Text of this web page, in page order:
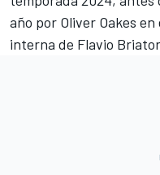
año por Oliver Oakes
interna de Flavio